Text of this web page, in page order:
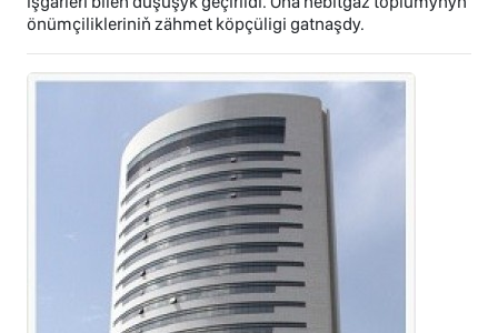
önümçilikleriniň zähmet köpçüligi gatnaşdy.